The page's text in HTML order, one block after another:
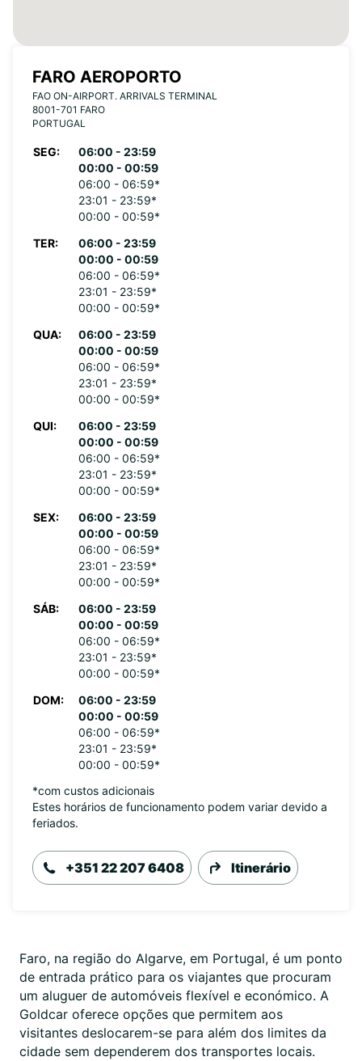
FARO AEROPORTO
FAO ON-AIRPORT. ARRIVALS TERMINAL
8001-701 FARO
PORTUGAL
SEG:
06:00 - 23:59
00:00 - 00:59
06:00 - 06:59*
23:01 - 23:59*
00:00 - 00:59*
TER:
06:00 - 23:59
00:00 - 00:59
06:00 - 06:59*
23:01 - 23:59*
00:00 - 00:59*
QUA:
06:00 - 23:59
00:00 - 00:59
06:00 - 06:59*
23:01 - 23:59*
00:00 - 00:59*
QUI:
06:00 - 23:59
00:00 - 00:59
06:00 - 06:59*
23:01 - 23:59*
00:00 - 00:59*
SEX:
06:00 - 23:59
00:00 - 00:59
06:00 - 06:59*
23:01 - 23:59*
00:00 - 00:59*
SÁB:
06:00 - 23:59
00:00 - 00:59
06:00 - 06:59*
23:01 - 23:59*
00:00 - 00:59*
DOM:
06:00 - 23:59
00:00 - 00:59
06:00 - 06:59*
23:01 - 23:59*
00:00 - 00:59*
*com custos adicionais
Estes horários de funcionamento podem variar devido a
feriados.
+351 22 207 6408 Itinerário
Faro, na região do Algarve, em Portugal, é um ponto
de entrada prático para os viajantes que procuram
um aluguer de automóveis flexível e económico. A
Goldcar oferece opções que permitem aos
visitantes deslocarem-se para além dos limites da
cidade sem dependerem dos transportes locais.